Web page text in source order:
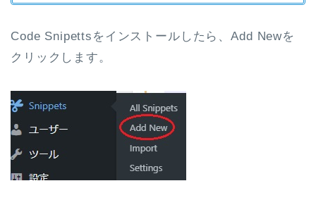
Code Snipettsをインストールしたら、Add Newを
クリックします。